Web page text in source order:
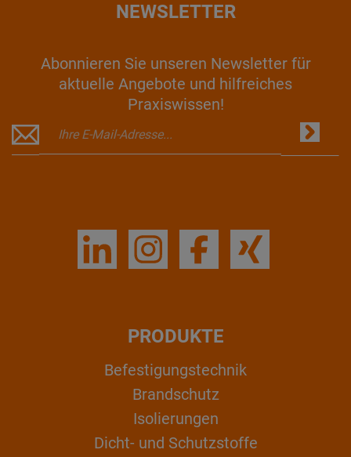
NEWSLETTER
Abonnieren Sie unseren Newsletter für
aktuelle Angebote und hilfreiches
Praxiswissen!
PRODUKTE
Befestigungstechnik
Brandschutz
Isolierungen
Dicht- und Schutzstoffe